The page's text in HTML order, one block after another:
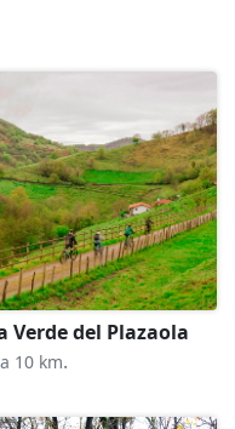
Verde del Plazaola
a 10 km.